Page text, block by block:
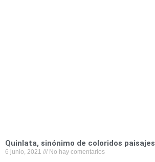
Quinlata, sinónimo de coloridos paisajes
6 junio, 2021 No hay comentarios